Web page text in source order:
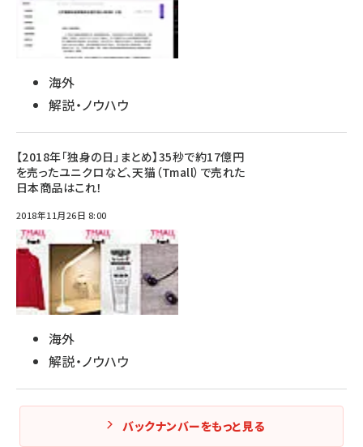
海外
解説・ノウハウ
【2018年「独身の日」まとめ】35秒で約17億円
を売ったユニクロなど、天猫（Tmall）で売れた
日本商品はこれ！
2018年11月26日 8:00
海外
解説・ノウハウ
バックナンバーをもっと見る